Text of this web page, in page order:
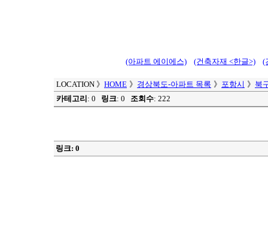
(아파트 에이에스) (건축자재 <한글>) (
LOCATION 》 HOME 》 경상북도-아파트 목록 》 포항시 》 북
카테고리 : 0 링크: 0 조회수: 222
링크: 0